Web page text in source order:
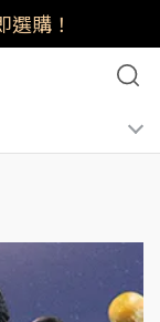
選購！